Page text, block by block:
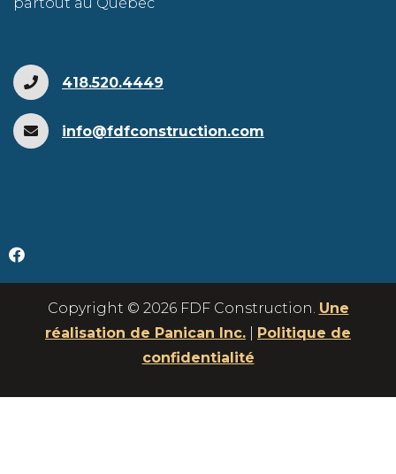
418.520.4449
info@fdfconstruction.com
Copyright © 2026 FDF Construction. Une
réalisation de Panican Inc.
Politique de
confidentialité